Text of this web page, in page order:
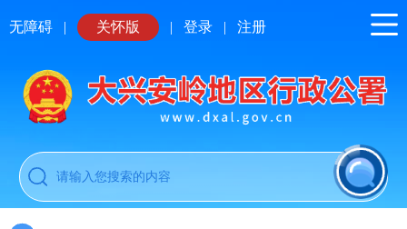
无障碍 | 关怀版 | 登录 | 注册